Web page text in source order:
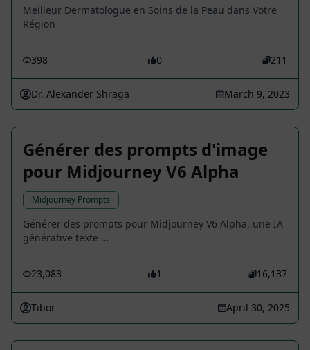
Meilleur Dermatologue en Soins de la Peau dans Votre
Région
398 0 211
Dr. Alexander Shraga March 9, 2023
Générer des prompts d'image
pour Midjourney V6 Alpha
Midjourney Prompts
Générer des prompts pour Midjourney V6 Alpha, une IA
générative texte …
23,083 1 16,137
Tibor April 30, 2025